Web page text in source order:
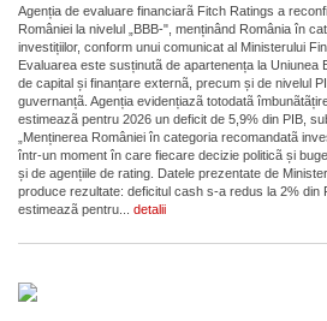
Agenția de evaluare financiarã Fitch Ratings a
României la nivelul „BBB-", menținând România în
investițiilor, conform unui comunicat al Ministerului
Evaluarea este susținutã de apartenența la Uniunea
de capital și finanțare externã, precum și de nivelul
guvernanțã. Agenția evidențiazã totodatã
estimeazã pentru 2026 un deficit de 5,9% din PIB,
„Menținerea României în categoria recomandatã
într-un moment în care fiecare decizie politicã și
și de agențiile de rating. Datele prezentate de
produce rezultate: deficitul cash s-a redus la 2% din
estimeazã pentru... detalii